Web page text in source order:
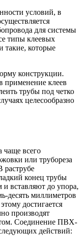
условий, в
для системы
типы клеевых
такие, которые
конструкции.
применение клеев
трубы под четко
целесообразно
чаще всего
или трубореза
раструбе
конец трубы
вставляют до упора,
десять миллиметров
достигается
производят
Соединение ПВХ-
действий: